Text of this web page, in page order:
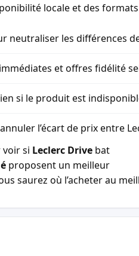
locale et des
neutraliser les différences
et offres fidélité
si le produit est
l’écart de prix entre
si Leclerc Drive bat
proposent un meilleur
saurez où l’acheter au